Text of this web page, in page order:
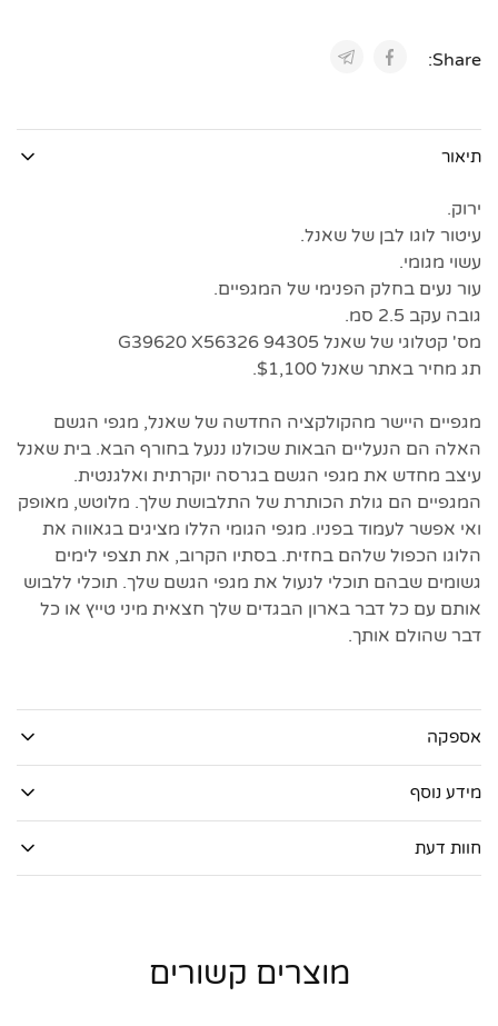
Share:
תיאור
ירוק.
עיטור לוגו לבן של שאנל.
עשוי מגומי.
עור נעים בחלק הפנימי של המגפיים.
גובה עקב 2.5 סמ.
מס' קטלוגי של שאנל G39620 X56326 94305
תג מחיר באתר שאנל $1,100.
מגפיים היישר מהקולקציה החדשה של שאנל, מגפי הגשם
האלה הם הנעליים הבאות שכולנו ננעל בחורף הבא. בית שאנל
עיצב מחדש את מגפי הגשם בגרסה יוקרתית ואלגנטית.
המגפיים הם גולת הכותרת של התלבושת שלך. מלוטש, מאופק
ואי אפשר לעמוד בפניו. מגפי הגומי הללו מציגים בגאווה את
הלוגו הכפול שלהם בחזית. בסתיו הקרוב, את תצפי לימים
גשומים שבהם תוכלי לנעול את מגפי הגשם שלך. תוכלי ללבוש
אותם עם כל דבר בארון הבגדים שלך חצאית מיני טייץ או כל
דבר שהולם אותך.
אספקה
מידע נוסף
חוות דעת
מוצרים קשורים